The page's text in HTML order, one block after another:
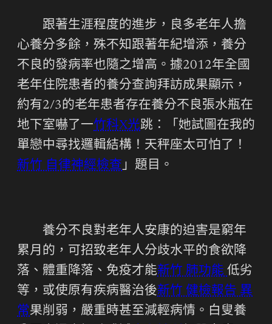
跟著生涯程度的進步，良多老年人擔
心養分多餘，殊不知跟著年紀增添，養分
不良的發病率也隨之增高。據2012年全國
老年住院患者的養分查詢拜訪成果顯示，
約有2/3的老年患者存在養分不良張水瓶在
地下室嚇了一竹科X光跳：「她試圖在我的
單戀中尋找邏輯結構！天秤座太可怕了！
新竹 自律神經檢查」題目。
養分不良對老年人安康的迫害是窮年
累月的，可招致老年人分歧水平的食欲降
落、體重降落、免疫才能新竹 肺功能 低劣
等，或使原有疾病醫治後新竹 健檢報告 異
常果削弱，嚴重時甚至減輕病情。白叟養